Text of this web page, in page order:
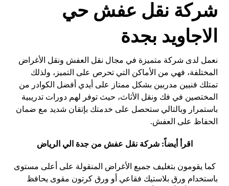
شركة نقل عفش حي
الاجاويد بجدة
نعمل لدى شركة متميزة في مجال نقل العفش ونقل الأغراض
المختلفة، فهي من الأماكن التي تحرص على التميز، ولذلك
تمتلك فنيين مدربين بشكل ممتاز على أيدي أفضل الكوادر من
المختصين في فك ونقل الأثاث، حيث توفر لهم دورات تدريبية
باستمرار وبالتالي ستحصل على خدمتك بإتقان شديد مع ضمان
الحفاظ على العفش.
اقرأ أيضاً:شركة نقل عفش من جدة الي الرياض
كما يقومون بتغليف جميع الأغراض المنقولة على أعلى مستوى
باستخدام ورق بلاستيك فقاعي أو ورق كرتون مقوى يحافظ